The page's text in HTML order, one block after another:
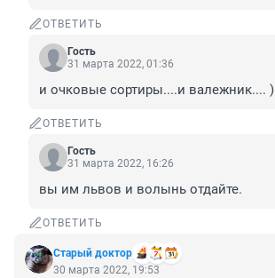
ОТВЕТИТЬ
Гость
31 марта 2022, 01:36
и очковые сортиры....и валежник.... )
ОТВЕТИТЬ
Гость
31 марта 2022, 16:26
вы им львов и волынь отдайте.
ОТВЕТИТЬ
Старый доктор
30 марта 2022, 19:53